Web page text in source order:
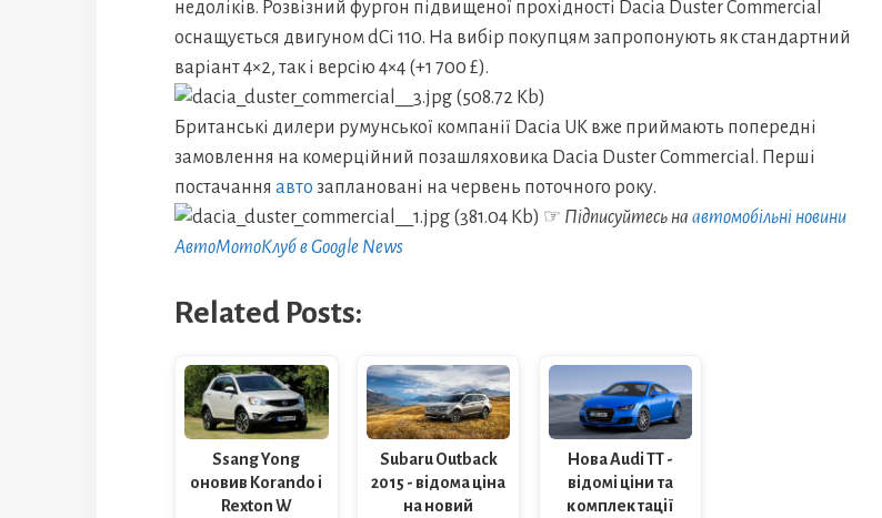
недоліків. Розвізний фургон підвищеної прохідності Dacia Duster Commercial
оснащується двигуном dCi 110. На вибір покупцям запропонують як стандартний
варіант 4×2, так і версію 4×4 (+1 700 £).
Британські дилери румунської компанії Dacia UK вже приймають попередні
замовлення на комерційний позашляховика Dacia Duster Commercial. Перші
постачання авто заплановані на червень поточного року.
☞ Підписуйтесь на автомобільні новини
АвтоМотоКлуб в Google News
Related Posts:
Ssang Yong
оновив Korando і
Rexton W
Subaru Outback
2015 - відома ціна
на новий
Нова Audi TT -
відомі ціни та
комплектації